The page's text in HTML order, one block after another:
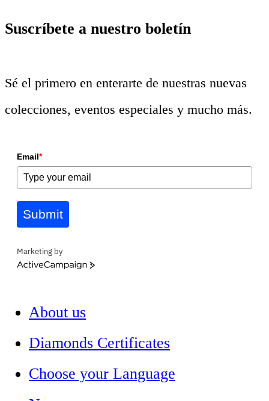
Suscríbete a nuestro boletín
Sé el primero en enterarte de nuestras nuevas
colecciones, eventos especiales y mucho más.
Email*
Submit
Marketing by
ActiveCampaign
About us
Diamonds Certificates
Choose your Language